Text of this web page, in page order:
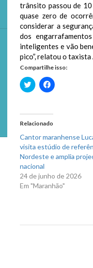
trânsito passou de
quase zero de
considerar a
dos
inteligentes e vão
pico”, relatou o
Compartilhe isso:
Clique
para
em
nova
janela)
Clique
para
em
nova
janela)
Relacionado
Cantor maranhense
visita estúdio de
Nordeste e amplia
nacional
24 de junho de 2026
Em "Maranhão"